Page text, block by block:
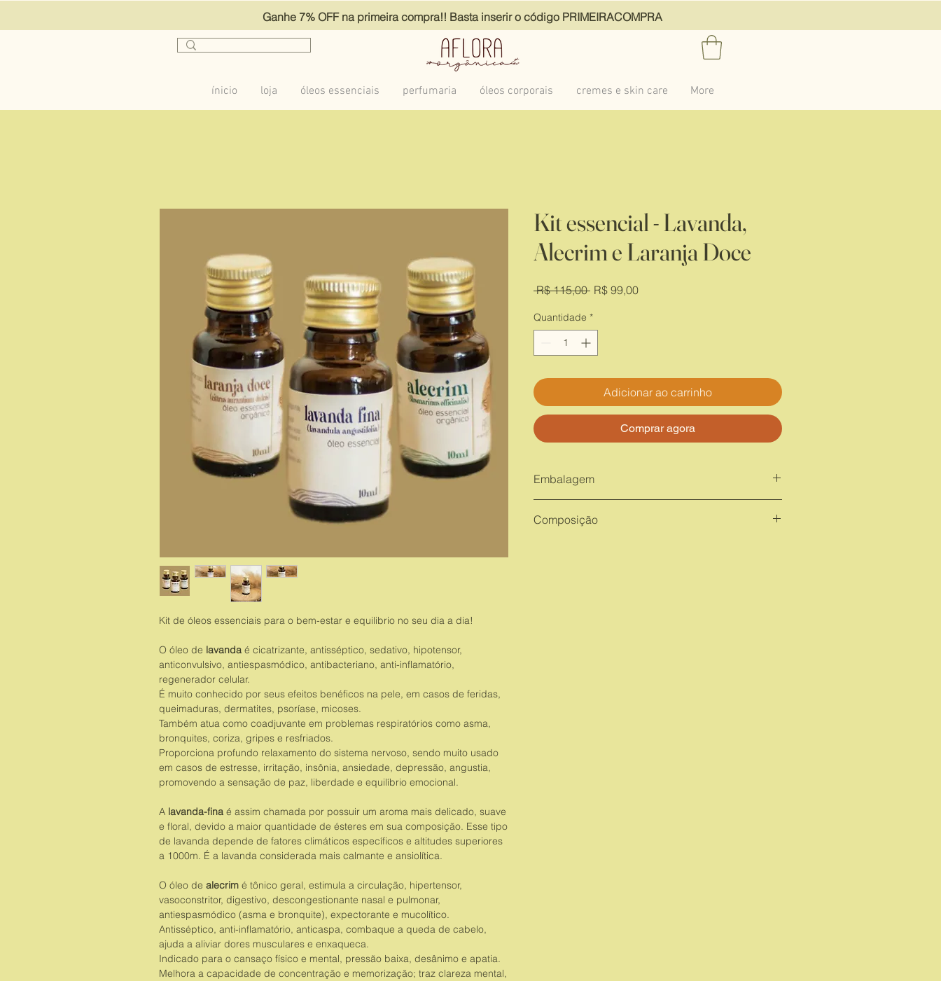
Ganhe 7% OFF na primeira compra!! Basta inserir o código PRIMEIRACOMPRA
ínicio loja óleos essenciais perfumaria óleos corporais cremes e skin care More
Kit de óleos essenciais para o bem-estar e equilibrio no seu dia a dia!
O óleo de lavanda é cicatrizante, antisséptico, sedativo, hipotensor,
anticonvulsivo, antiespasmódico, antibacteriano, anti-inflamatório,
regenerador celular.
É muito conhecido por seus efeitos benéficos na pele, em casos de feridas,
queimaduras, dermatites, psoríase, micoses.
Também atua como coadjuvante em problemas respiratórios como asma,
bronquites, coriza, gripes e resfriados.
Proporciona profundo relaxamento do sistema nervoso, sendo muito usado
em casos de estresse, irritação, insônia, ansiedade, depressão, angustia,
promovendo a sensação de paz, liberdade e equilíbrio emocional.
A lavanda-fina é assim chamada por possuir um aroma mais delicado, suave
e floral, devido a maior quantidade de ésteres em sua composição. Esse tipo
de lavanda depende de fatores climáticos específicos e altitudes superiores
a 1000m. É a lavanda considerada mais calmante e ansiolítica.
O óleo de alecrim é tônico geral, estimula a circulação, hipertensor,
vasoconstritor, digestivo, descongestionante nasal e pulmonar,
antiespasmódico (asma e bronquite), expectorante e mucolítico.
Antisséptico, anti-inflamatório, anticaspa, combaque a queda de cabelo,
ajuda a aliviar dores musculares e enxaqueca.
Indicado para o cansaço físico e mental, pressão baixa, desânimo e apatia.
Melhora a capacidade de concentração e memorização; traz clareza mental,
Kit essencial - Lavanda,
Alecrim e Laranja Doce
R$ 115,00 Preço
R$ 99,00Preço
Quantidade *
Adicionar ao carrinho
Comprar agora
Embalagem
Composição